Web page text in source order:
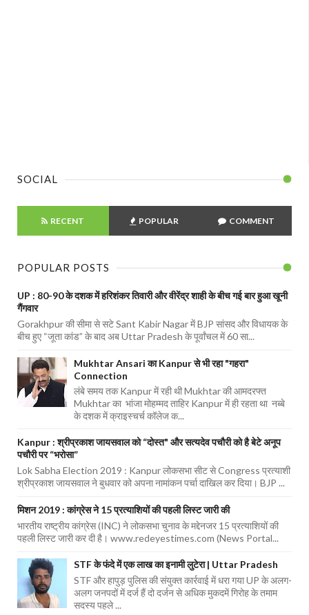
SOCIAL
RECENT POPULAR COMMENT
POPULAR POSTS
UP : 80-90 के दशक में हरिशंकर तिवारी और वीरेंद्र शाही के बीच गई बार हुआ खूनी
गैंगवार
Gorakhpur की सीमा से सटे Sant Kabir Nagar में BJP सांसद और विधायक के
बीच हुए “जूता कांड” के बाद अब Uttar Pradesh के पूर्वांचल में 60 सा...
Mukhtar Ansari का Kanpur से भी रहा "गहरा"
Connection
लंबे समय तक Kanpur में रही थी Mukhtar की आमदरफ्त
Mukhtar का भांजा मोहम्मद ताहिर Kanpur में ही रहता था नब्बे
के दशक में क्राइस्चर्च कॉलेज क...
Kanpur : श्रीप्रकाश जायसवाल को “दोस्त" और सत्यदेव पचौरी को है बेटे अनूप
पचौरी पर “भरोसा”
Lok Sabha Election 2019 : Kanpur लोकसभा सीट से Congress प्रत्याशी
श्रीप्रकाश जायसवाल ने बुधवार को अपना नामांकन पर्चा दाखिल कर दिया। BJP ...
मिशन 2019 : कांग्रेस ने 15 प्रत्याशियों की पहली लिस्ट जारी की
भारतीय राष्ट्रीय कांग्रेस (INC) ने लोकसभा चुनाव के मद्देनजर 15 प्रत्याशियों की
पहली लिस्ट जारी कर दी है। www.redeyestimes.com (News Portal...
STF के फंदे में एक लाख का इनामी लुटेरा | Uttar Pradesh
STF और हापुड़ पुलिस की संयुक्त कार्रवाई में धरा गया UP के अलग-
अलग जनपदों में दर्ज हैं दो दर्जन से अधिक मुकदमें गिरोह के तमाम
सदस्य पहले ...